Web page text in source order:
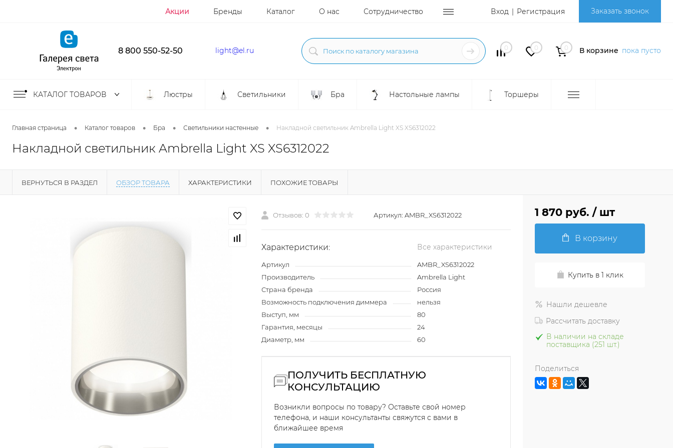
Акции Бренды Каталог О нас Сотрудничество Вход Регистрация Заказать звонок
8 800 550-52-50 light@el.ru 0 0 0 В корзине пока пусто
КАТАЛОГ ТОВАРОВ Люстры Светильники Бра Настольные лампы Торшеры
Главная страница • Каталог товаров • Бра • Светильники настенные • Накладной светильник Ambrella Light XS XS6312022
Накладной светильник Ambrella Light XS XS6312022
ВЕРНУТЬСЯ В РАЗДЕЛ ОБЗОР ТОВАРА ХАРАКТЕРИСТИКИ ПОХОЖИЕ ТОВАРЫ
Отзывов: 0 Артикул: AMBR_XS6312022
Характеристики: Все характеристики
Артикул
AMBR_XS6312022
Производитель
Ambrella Light
Страна бренда
Россия
Возможность подключения диммера
нельзя
Выступ, мм
80
Гарантия, месяцы
24
Диаметр, мм
60
ПОЛУЧИТЬ БЕСПЛАТНУЮ
КОНСУЛЬТАЦИЮ
Возникли вопросы по товару? Оставьте свой номер
телефона, и наши консультанты свяжутся с вами в
ближайшее время
1 870 руб. / шт
В корзину
Купить в 1 клик
Нашли дешевле
Рассчитать доставку
В наличии на складе
поставщика (251 шт.)
Поделиться